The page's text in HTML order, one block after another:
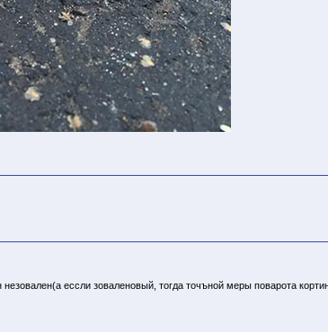
ессли зоваленовый, тогда точъной меры поварота